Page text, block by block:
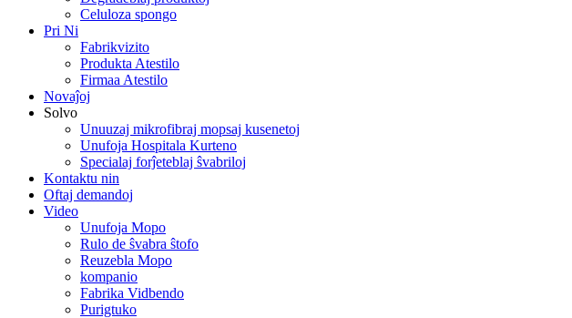
Celuloza spongo
Pri Ni
Fabrikvizito
Produkta Atestilo
Firmaa Atestilo
Novaĵoj
Solvo
Unuuzaj mikrofibraj mopsaj kusenetoj
Unufoja Hospitala Kurteno
Specialaj forĵeteblaj ŝvabriloj
Kontaktu nin
Oftaj demandoj
Video
Unufoja Mopo
Rulo de ŝvabra ŝtofo
Reuzebla Mopo
kompanio
Fabrika Vidbendo
Purigtuko